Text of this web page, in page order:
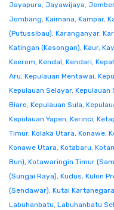
Jayapura, Jayawijaya, Jember
Jombang, Kaimana, Kampar,
(Putussibau), Karanganyar,
Katingan (Kasongan), Kaur,
Keerom, Kendal, Kendari,
Aru, Kepulauan Mentawai,
Kepulauan Selayar, Kepulauan
Biaro, Kepulauan Sula,
Kepulauan Yapen, Kerinci,
Timur, Kolaka Utara, Konawe,
Konawe Utara, Kotabaru,
Bun), Kotawaringin Timur
(Sungai Raya), Kudus, Kulon
(Sendawar), Kutai
Labuhanbatu, Labuhanbatu